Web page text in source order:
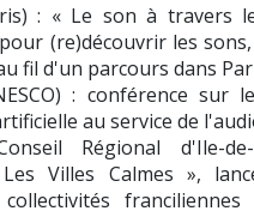
: « Le son à travers
(re)découvrir les
fil d'un parcours dans
: conférence sur
au service de
Régional d'Ile-
Villes Calmes »,
franciliennes